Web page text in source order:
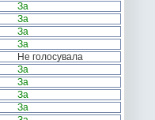
За
За
За
За
Не голосувала
За
За
За
За